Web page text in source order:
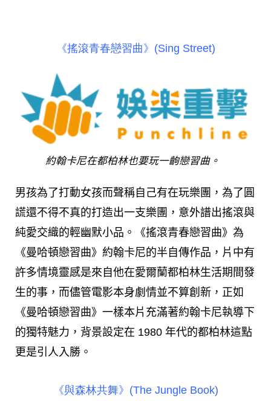
《搖滾青春戀習曲》(Sing Street)
約翰卡尼在都柏林也要玩一齣戀習曲。
男孩為了打動女孩而聲稱自己有在玩樂團，為了圓
謊還不得不真的打造出一支樂團，意外譜出搖滾與
純愛交織的輕幽默小品。《搖滾青春戀習曲》為
《曼哈頓戀習曲》約翰卡尼的半自傳作品，片中有
許多情境靈感是來自他在愛爾蘭都柏林生活期間發
生的事，而儘管電影本身劇情並不算創新，正如
《曼哈頓戀習曲》一樣本片充滿著約翰卡尼執導下
的獨特魅力，背景設定在 1980 年代的都柏林這點
更是引人入勝。
《與森林共舞》(The Jungle Book)